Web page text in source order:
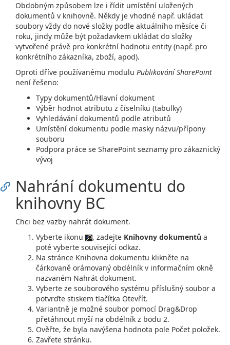
Obdobným způsobem lze i řídit umístění uložených
dokumentů v knihovně. Někdy je vhodné např. ukládat
soubory vždy do nové složky podle aktuálního měsíce či
roku, jindy může být požadavkem ukládat do složky
vytvořené právě pro konkrétní hodnotu entity (např. pro
konkrétního zákazníka, zboží, apod).
Oproti dříve používanému modulu Publikování SharePoint
není řešeno:
Typy dokumentů/Hlavní dokument
Výběr hodnot atributu z číselníku (tabulky)
Vyhledávání dokumentů podle atributů
Umístění dokumentu podle masky názvu/přípony
souboru
Podpora práce se SharePoint seznamy pro zákaznický
vývoj
Nahrání dokumentu do
knihovny BC
Chci bez vazby nahrát dokument.
Vyberte ikonu
, zadejte Knihovny dokumentů a
poté vyberte související odkaz.
Na stránce Knihovna dokumentu klikněte na
čárkovaně orámovaný obdélník v informačním okně
nazvaném Nahrát dokument.
Vyberte ze souborového systému příslušný soubor a
potvrďte stiskem tlačítka Otevřít.
Variantně je možné soubor pomocí Drag&Drop
přetáhnout myší na obdélník z bodu 2.
Ověřte, že byla navýšena hodnota pole Počet položek.
Zavřete stránku.